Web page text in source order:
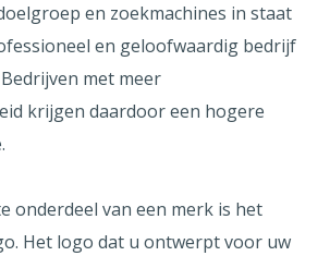
en zoekmachines in staat
en geloofwaardig bedrijf
met meer
krijgen daardoor een hogere
onderdeel van een merk is het
Het logo dat u ontwerpt voor uw